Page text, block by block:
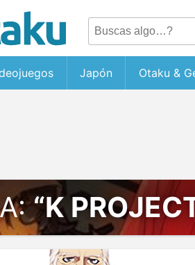
Japón Otaku &
“K